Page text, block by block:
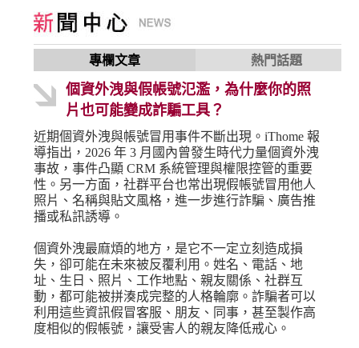
專欄文章 熱門話題
個資外洩與假帳號氾濫，為什麼你的照
片也可能變成詐騙工具？
近期個資外洩與帳號冒用事件不斷出現。iThome 報
導指出，2026 年 3 月國內曾發生時代力量個資外洩
事故，事件凸顯 CRM 系統管理與權限控管的重要
性。另一方面，社群平台也常出現假帳號冒用他人
照片、名稱與貼文風格，進一步進行詐騙、廣告推
播或私訊誘導。
個資外洩最麻煩的地方，是它不一定立刻造成損
失，卻可能在未來被反覆利用。姓名、電話、地
址、生日、照片、工作地點、親友關係、社群互
動，都可能被拼湊成完整的人格輪廓。詐騙者可以
利用這些資訊假冒客服、朋友、同事，甚至製作高
度相似的假帳號，讓受害人的親友降低戒心。